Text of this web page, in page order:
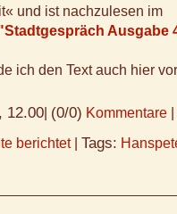
und ist nachzulesen im
Ausgabe
ich den Text auch hier
12.00 (0/0) Kommentare
berichtet| Tags: